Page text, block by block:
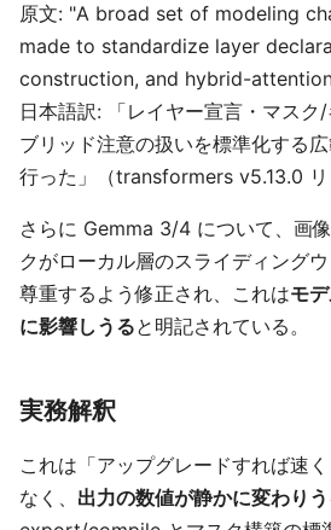
原文: "A broad set of modeling
made to standardize layer
construction, and hybrid-
日本語訳: 「レイヤー宣言・マスク
ブリッド注意の扱いを標準化する
行った」（transformers v5.13.0 リ
さらに Gemma 3/4 について、画
クがローカル層のスライディング
尊重するよう修正され、これはモ
に影響しうると明記されている。
実務解釈
これは「アップグレードすれば速
なく、 出力の数値が静かに変わり